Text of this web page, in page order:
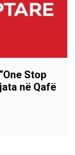
Stop
në Qafë